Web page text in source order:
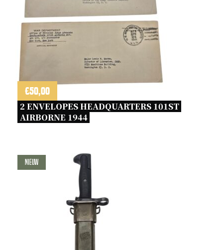
€50,00
2 ENVELOPES HEADQUARTERS 101ST
AIRBORNE 1944
Nieuw